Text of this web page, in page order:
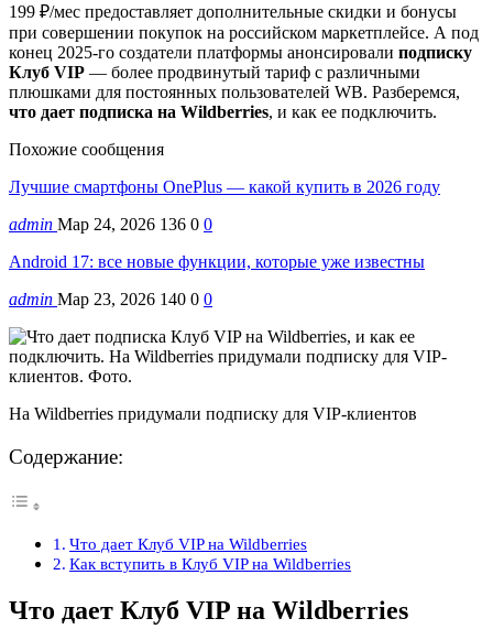
199 ₽/мес предоставляет дополнительные скидки и бонусы
при совершении покупок на российском маркетплейсе. А под
конец 2025-го создатели платформы анонсировали подписку
Клуб VIP — более продвинутый тариф с различными
плюшками для постоянных пользователей WB. Разберемся,
что дает подписка на Wildberries, и как ее подключить.
Похожие сообщения
Лучшие смартфоны OnePlus — какой купить в 2026 году
admin Мар 24, 2026 136 0 0
Android 17: все новые функции, которые уже известны
admin Мар 23, 2026 140 0 0
На Wildberries придумали подписку для VIP-клиентов
Содержание:
Что дает Клуб VIP на Wildberries
Как вступить в Клуб VIP на Wildberries
Что дает Клуб VIP на Wildberries